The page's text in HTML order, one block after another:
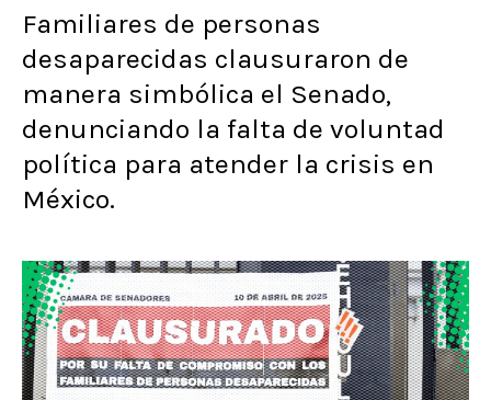
Familiares de personas
desaparecidas clausuraron de
manera simbólica el Senado,
denunciando la falta de voluntad
política para atender la crisis en
México.